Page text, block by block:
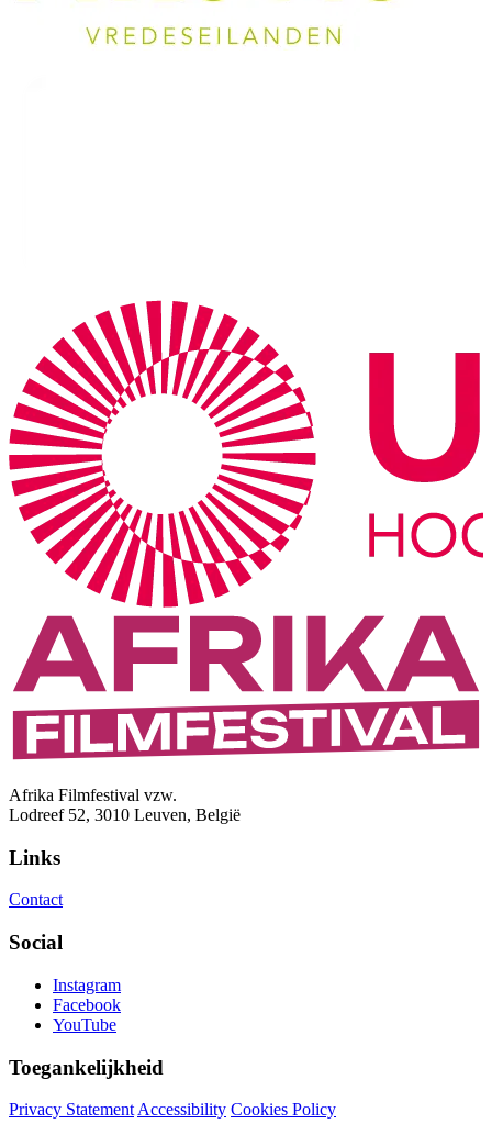
Afrika Filmfestival vzw.
Lodreef 52, 3010 Leuven, België
Links
Contact
Social
Instagram
Facebook
YouTube
Toegankelijkheid
Privacy Statement Accessibility Cookies Policy